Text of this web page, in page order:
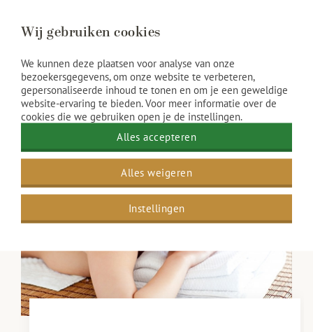
Meer informatie
Wij gebruiken cookies
We kunnen deze plaatsen voor analyse van onze
bezoekersgegevens, om onze website te verbeteren,
gepersonaliseerde inhoud te tonen en om je een geweldige
website-ervaring te bieden. Voor meer informatie over de
cookies die we gebruiken open je de instellingen.
Alles accepteren
Alles weigeren
Instellingen